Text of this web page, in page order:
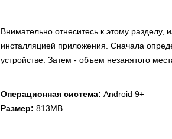
Внимательно отнеситесь к этому разделу,
инсталляцией приложения. Сначала
устройстве. Затем - объем незанятого
Операционная система: Android 9+
Размер: 813MB